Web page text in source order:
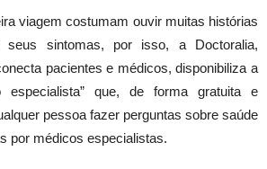
viagem costumam ouvir muitas histórias
sintomas, por isso, a Doctoralia,
pacientes e médicos, disponibiliza a
especialista” que, de forma gratuita e
pessoa fazer perguntas sobre saúde
por médicos especialistas.